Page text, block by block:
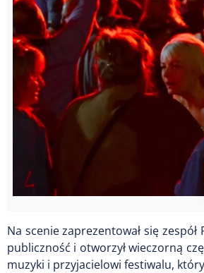
Na scenie zaprezentował się
publiczność i otworzył wieczorną
muzyki i przyjacielowi festiwalu,